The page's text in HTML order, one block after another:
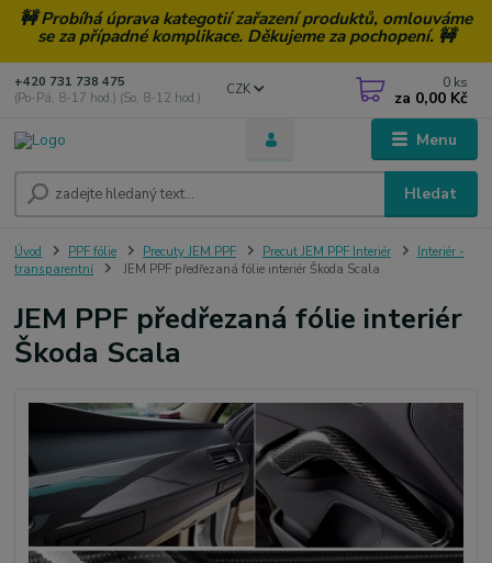
🚧 Probíhá úprava kategotií zařazení produktů, omlouváme
se za případné komplikace. Děkujeme za pochopení. 🚧
Menu
CZK
Hledat
+420 731 738 475
(Po-Pá, 8-17 hod.) (So, 8-12 hod.)
0 ks
za 0,00 Kč
Úvod PPF fólie Precuty JEM PPF Precut JEM PPF Interiér
Interiér -
transparentní
JEM PPF předřezaná fólie interiér Škoda Scala
JEM PPF předřezaná fólie interiér
Škoda Scala